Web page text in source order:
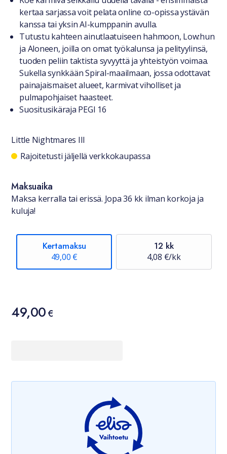
kertaa sarjassa voit pelata online co-opissa ystävän
kanssa tai yksin AI-kumppanin avulla.
Tutustu kahteen ainutlaatuiseen hahmoon, Low:hun
ja Aloneen, joilla on omat työkalunsa ja pelityylinsä,
tuoden peliin taktista syvyyttä ja yhteistyön voimaa.
Sukella synkkään Spiral-maailmaan, jossa odottavat
painajaismaiset alueet, karmivat viholliset ja
pulmapohjaiset haasteet.
Suositusikäraja PEGI 16
Little Nightmares III
Saatavuustiedot
Rajoitetusti jäljellä verkkokaupassa
Maksuaika
Maksa kerralla tai erissä. Jopa 36 kk ilman korkoja ja
kuluja!
Kertamaksu
49,00 €
12 kk
4,08 €/kk
Hinta
49,00 €
49,00€